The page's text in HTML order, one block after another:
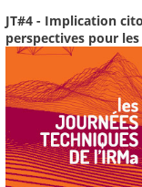
JT#4 - Implication
perspectives pour